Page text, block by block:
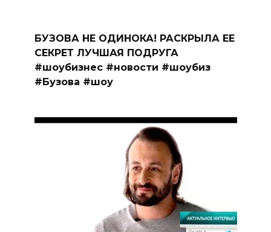
БУЗОВА НЕ ОДИНОКА! РАСКРЫЛА ЕЕ
СЕКРЕТ ЛУЧШАЯ ПОДРУГА
#шоубизнес #новости #шоубиз
#Бузова #шоу